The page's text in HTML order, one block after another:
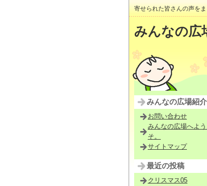
寄せられた皆さんの声を
みんなの広
みんなの広場紹介
お問い合わせ
みんなの広場へよう
そ。
サイトマップ
最近の投稿
クリスマス05